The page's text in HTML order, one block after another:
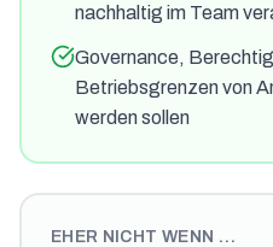
nachhaltig im Team
Governance,
Betriebsgrenzen von
werden sollen
EHER NICHT WENN …